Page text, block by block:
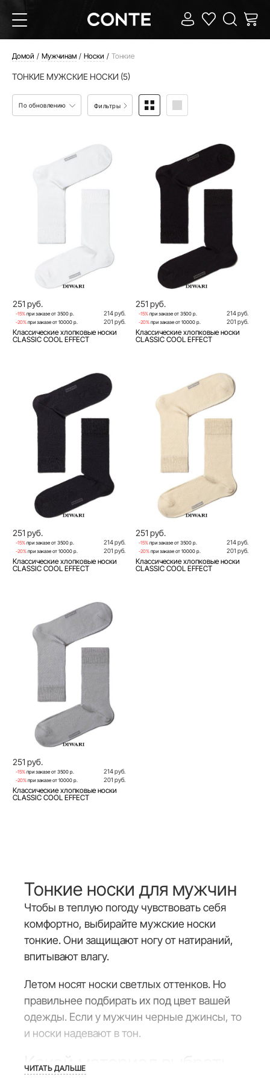
Домой Мужчинам Носки Тонкие
ТОНКИЕ МУЖСКИЕ НОСКИ (5)
По обновлению Фильтры
251 руб.
-15% при заказе от 3500 р. 214 руб.
-20% при заказе от 10000 р. 201 руб.
Классические хлопковые носки
CLASSIC COOL EFFECT
251 руб.
-15% при заказе от 3500 р. 214 руб.
-20% при заказе от 10000 р. 201 руб.
Классические хлопковые носки
CLASSIC COOL EFFECT
251 руб.
-15% при заказе от 3500 р. 214 руб.
-20% при заказе от 10000 р. 201 руб.
Классические хлопковые носки
CLASSIC COOL EFFECT
251 руб.
-15% при заказе от 3500 р. 214 руб.
-20% при заказе от 10000 р. 201 руб.
Классические хлопковые носки
CLASSIC COOL EFFECT
251 руб.
-15% при заказе от 3500 р. 214 руб.
-20% при заказе от 10000 р. 201 руб.
Классические хлопковые носки
CLASSIC COOL EFFECT
Тонкие носки для мужчин
Чтобы в теплую погоду чувствовать себя
комфортно, выбирайте мужские носки
тонкие. Они защищают ногу от натираний,
впитывают влагу.
Летом носят носки светлых оттенков. Но
правильнее подбирать их под цвет вашей
одежды. Если у мужчин черные джинсы, то
и носки надевают в тон.
Какой материал выбрать
ЧИТАТЬ ДАЛЬШЕ